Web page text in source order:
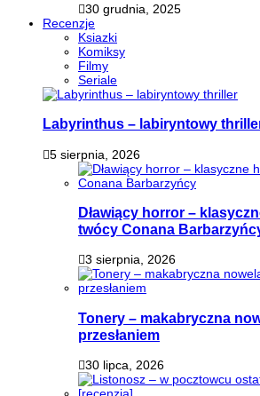
30 grudnia, 2025
Recenzje
Ksiazki
Komiksy
Filmy
Seriale
Labyrinthus – labiryntowy
5 sierpnia, 2026
Dławiący horror –
twócy Conana
3 sierpnia, 2026
Tonery – makabryczna
przesłaniem
30 lipca, 2026